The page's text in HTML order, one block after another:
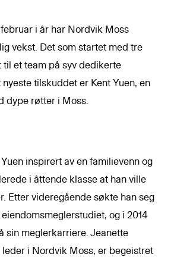
i år har Nordvik Moss
vekst. Det som startet med tre
til et team på syv dedikerte
tilskuddet er Kent Yuen, en
dype røtter i Moss.
inspirert av en familievenn og
i åttende klasse at han ville
Etter videregående søkte han seg
og i 2014
sin meglerkarriere. Jeanette
leder i Nordvik Moss, er begeistret